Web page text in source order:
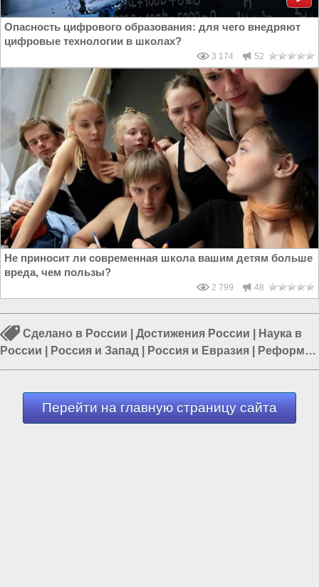
Опасность цифрового образования: для чего внедряют
цифровые технологии в школах?
3 174 52
Не приносит ли современная школа вашим детям больше
вреда, чем пользы?
2 799 48
Сделано в России Достижения России
Наука в
России
Россия и Запад Россия и Евразия
Реформа
образования|Политика в России
Перейти на главную страницу сайта